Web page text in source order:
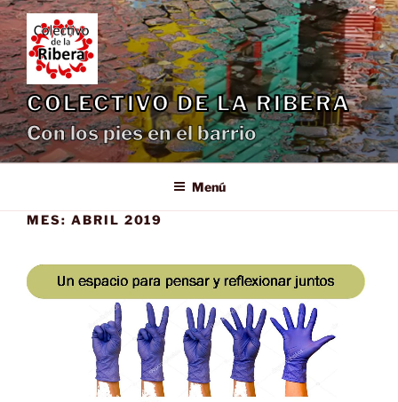
Saltar
al
contenido
COLECTIVO DE LA RIBERA
Con los pies en el barrio
Menú
MES: ABRIL 2019